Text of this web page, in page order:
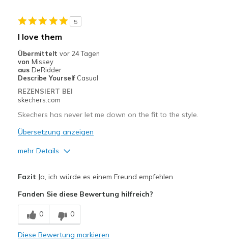
View On Shoes
Shoes are for Wearing
5
I love them
Übermittelt vor 24 Tagen
von Missey
aus DeRidder
Describe Yourself Casual
REZENSIERT BEI
skechers.com
Skechers has never let me down on the fit to the style.
Übersetzung anzeigen
mehr Details
Breathe Well
Comfortable
Fazit Ja, ich würde es einem Freund empfehlen
Fanden Sie diese Bewertung hilfreich?
0 0
Diese Bewertung markieren